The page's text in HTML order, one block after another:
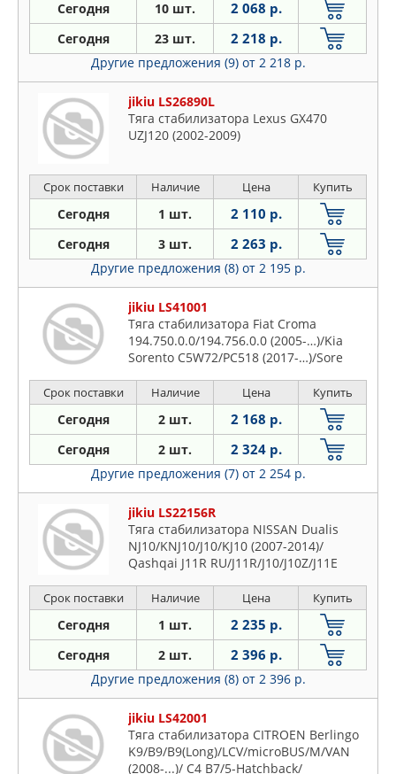
Сегодня 10 шт. 2 068 р.
Сегодня 23 шт. 2 218 р.
Другие предложения (9) от 2 218 р.
jikiu LS26890L
Тяга стабилизатора Lexus GX470
UZJ120 (2002-2009)
Срок поставки Наличие Цена Купить
Сегодня 1 шт. 2 110 р.
Сегодня 3 шт. 2 263 р.
Другие предложения (8) от 2 195 р.
jikiu LS41001
Тяга стабилизатора Fiat Croma
194.750.0.0/194.756.0.0 (2005-…)/Kia
Sorento C5W72/PC518 (2017-…)/Sore
Срок поставки Наличие Цена Купить
Сегодня 2 шт. 2 168 р.
Сегодня 2 шт. 2 324 р.
Другие предложения (7) от 2 254 р.
jikiu LS22156R
Тяга стабилизатора NISSAN Dualis
NJ10/KNJ10/J10/KJ10 (2007-2014)/
Qashqai J11R RU/J11R/J10/J10Z/J11E
Срок поставки Наличие Цена Купить
Сегодня 1 шт. 2 235 р.
Сегодня 2 шт. 2 396 р.
Другие предложения (8) от 2 396 р.
jikiu LS42001
Тяга стабилизатора CITROEN Berlingo
K9/B9/B9(Long)/LCV/microBUS/M/VAN
(2008-...)/ C4 B7/5-Hatchback/